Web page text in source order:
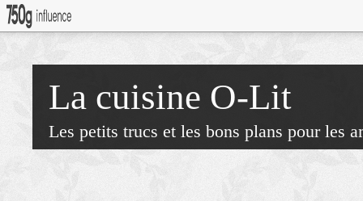
La cuisine O-Lit
Les petits trucs et les bons plans pour les